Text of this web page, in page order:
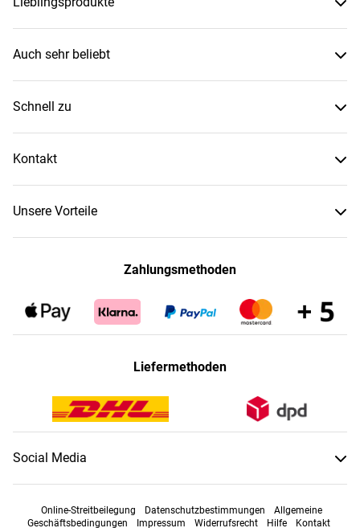
Auch sehr beliebt
Schnell zu
Kontakt
Unsere Vorteile
Zahlungsmethoden
Liefermethoden
Social Media
Online-Streitbeilegung Datenschutzbestimmungen
Allgemeine
Geschäftsbedingungen
Impressum Widerrufsrecht Hilfe Kontakt